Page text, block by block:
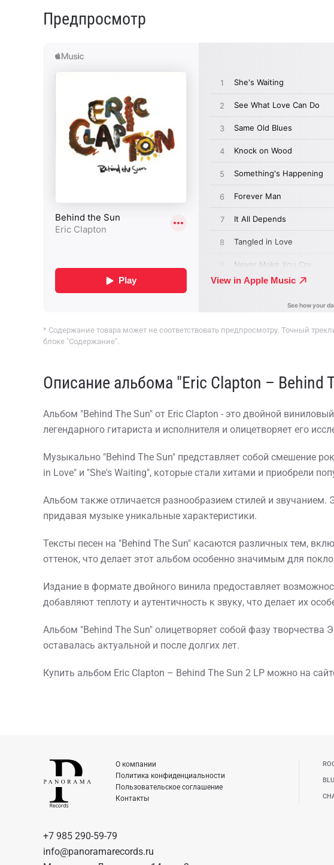
Предпросмотр
* Содержание товара может не соответствовать предпросмотру. Точный
блоке "Содержание".
Описание альбома "Eric Clapton – Behind
Альбом "Behind The Sun" от Eric Clapton - это двойной
легендарного гитариста и исполнителя и олицетворяет его
Музыкально "Behind The Sun" представляет собой смешение
in Love" и "She's Waiting", которые стали хитами и приобрели
Альбом также отличается разнообразием стилей и
придавая музыке уникальные характеристики.
Тексты песен на "Behind The Sun" касаются различных тем,
оттенок, что делает этот альбом особенно значимым для
Издание в формате двойного винила предоставляет
добавляют теплоту и аутентичность к звуку, что делает их
Альбом "Behind The Sun" олицетворяет собой фазу
оставалась актуальной и после долгих лет.
Купить альбом Eric Clapton – Behind The Sun 2 LP можно на
О компании
Политика конфиденциальности
Пользовательское соглашение
Контакты
+7 985 290-59-79
info@panoramarecords.ru